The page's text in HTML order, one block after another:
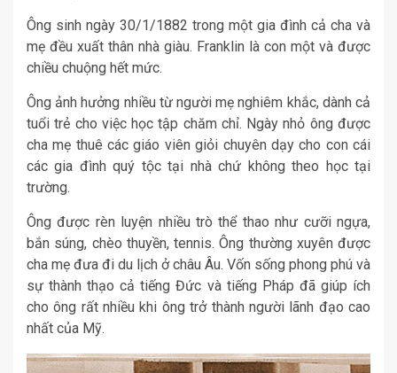
Ông sinh ngày 30/1/1882 trong một gia đình cả cha và
mẹ đều xuất thân nhà giàu. Franklin là con một và được
chiều chuộng hết mức.
Ông ảnh hưởng nhiều từ người mẹ nghiêm khắc, dành cả
tuổi trẻ cho việc học tập chăm chỉ. Ngày nhỏ ông được
cha mẹ thuê các giáo viên giỏi chuyên dạy cho con cái
các gia đình quý tộc tại nhà chứ không theo học tại
trường.
Ông được rèn luyện nhiều trò thể thao như cưỡi ngựa,
bắn súng, chèo thuyền, tennis. Ông thường xuyên được
cha mẹ đưa đi du lịch ở châu Âu. Vốn sống phong phú và
sự thành thạo cả tiếng Đức và tiếng Pháp đã giúp ích
cho ông rất nhiều khi ông trở thành người lãnh đạo cao
nhất của Mỹ.